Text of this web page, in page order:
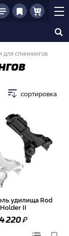
спиннингов
сортировка
удилища Rod
Holder II
4 220₽